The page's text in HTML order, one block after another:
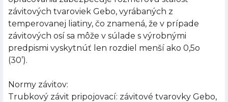
závitových tvaroviek Gebo, vyrábaných z
temperovanej liatiny, čo znamená, že v prípade
závitových osí sa môže v súlade s výrobnými
predpismi vyskytnúť len rozdiel menší ako 0,5o
(30’).
Normy závitov:
Trubkový závit pripojovací: závitové tvarovky Gebo,